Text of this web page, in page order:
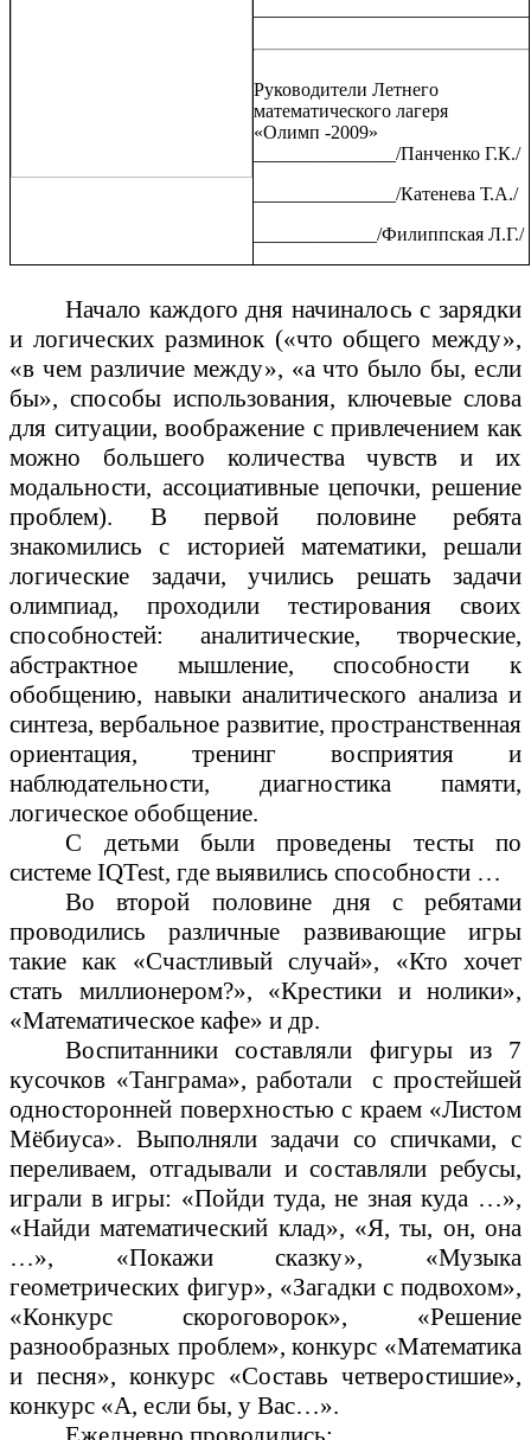
Руководители Летнего
математического лагеря
«Олимп -2009»
_______________/Панченко Г.К./
_______________/Катенева Т.А./
_____________/Филиппская Л.Г./
Начало каждого дня начиналось с зарядки
и логических разминок («что общего между»,
«в чем различие между», «а что было бы, если
бы», способы использования, ключевые слова
для ситуации, воображение с привлечением как
можно большего количества чувств и их
модальности, ассоциативные цепочки, решение
проблем). В первой половине ребята
знакомились с историей математики, решали
логические задачи, учились решать задачи
олимпиад, проходили тестирования своих
способностей: аналитические, творческие,
абстрактное мышление, способности к
обобщению, навыки аналитического анализа и
синтеза, вербальное развитие, пространственная
ориентация, тренинг восприятия и
наблюдательности, диагностика памяти,
логическое обобщение.
С детьми были проведены тесты по
системе IQTest, где выявились способности …
Во второй половине дня с ребятами
проводились различные развивающие игры
такие как «Счастливый случай», «Кто хочет
стать миллионером?», «Крестики и нолики»,
«Математическое кафе» и др.
Воспитанники составляли фигуры из 7
кусочков «Танграма», работали с простейшей
односторонней поверхностью с краем «Листом
Мёбиуса». Выполняли задачи со спичками, с
переливаем, отгадывали и составляли ребусы,
играли в игры: «Пойди туда, не зная куда …»,
«Найди математический клад», «Я, ты, он, она
…», «Покажи сказку», «Музыка
геометрических фигур», «Загадки с подвохом»,
«Конкурс скороговорок», «Решение
разнообразных проблем», конкурс «Математика
и песня», конкурс «Составь четверостишие»,
конкурс «А, если бы, у Вас…».